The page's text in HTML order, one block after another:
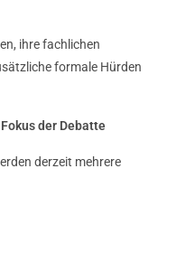
ihre fachlichen
formale Hürden
der Debatte
derzeit mehrere